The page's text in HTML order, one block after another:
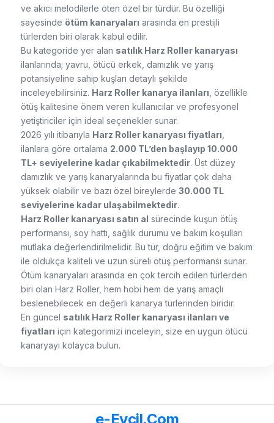
ve akıcı melodilerle öten özel bir türdür. Bu özelliği
sayesinde ötüm kanaryaları arasında en prestijli
türlerden biri olarak kabul edilir.
Bu kategoride yer alan satılık Harz Roller kanaryası
ilanlarında; yavru, ötücü erkek, damızlık ve yarış
potansiyeline sahip kuşları detaylı şekilde
inceleyebilirsiniz. Harz Roller kanarya ilanları , özellikle
ötüş kalitesine önem veren kullanıcılar ve profesyonel
yetiştiriciler için ideal seçenekler sunar.
2026 yılı itibarıyla Harz Roller kanaryası fiyatları
ilanlara göre ortalama 2.000 TL’den başlayıp 10.000
TL+ seviyelerine kadar çıkabilmektedir. Üst düzey
damızlık ve yarış kanaryalarında bu fiyatlar çok daha
yüksek olabilir ve bazı özel bireylerde 30.000 TL
seviyelerine kadar ulaşabilmektedir.
Harz Roller kanaryası satın al sürecinde kuşun ötüş
performansı, soy hattı, sağlık durumu ve bakım koşulları
mutlaka değerlendirilmelidir. Bu tür, doğru eğitim ve bakım
ile oldukça kaliteli ve uzun süreli ötüş performansı sunar.
Ötüm kanaryaları arasında en çok tercih edilen türlerden
biri olan Harz Roller, hem hobi hem de yarış amaçlı
beslenebilecek en değerli kanarya türlerinden biridir.
En güncel satılık Harz Roller kanaryası ilanları ve
fiyatları için kategorimizi inceleyin, size en uygun ötücü
kanaryayı kolayca bulun.
e-Evcil.Com